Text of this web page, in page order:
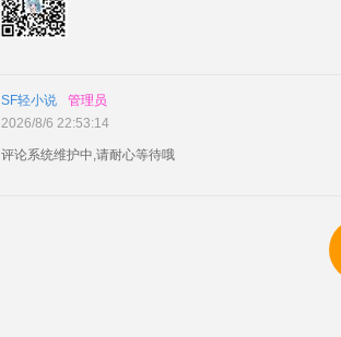
SF轻小说 管理员
2026/8/6 22:53:14
评论系统维护中,请耐心等待哦